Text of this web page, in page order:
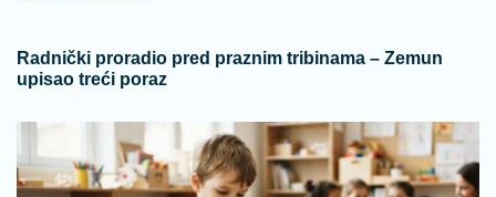
Radnički proradio pred praznim tribinama – Zemun
upisao treći poraz